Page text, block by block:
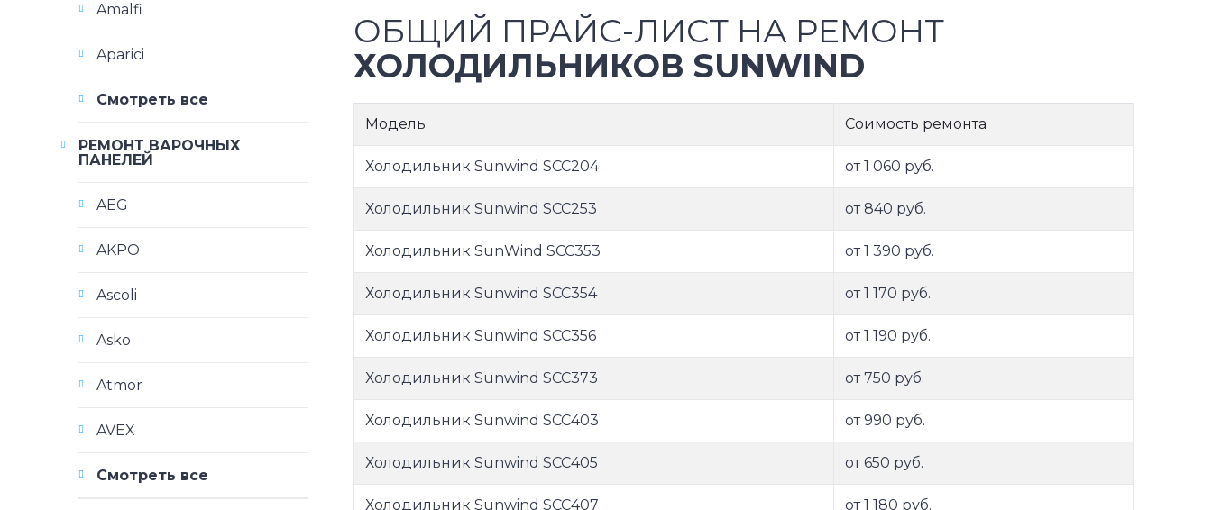
ОБЩИЙ ПРАЙС-ЛИСТ НА РЕМОНТ
ХОЛОДИЛЬНИКОВ SUNWIND
Модель Соимость ремонта
Холодильник Sunwind SCC204 от 1 060 руб.
Холодильник Sunwind SCC253 от 840 руб.
Холодильник SunWind SCC353 от 1 390 руб.
Холодильник Sunwind SCC354 от 1 170 руб.
Холодильник Sunwind SCC356 от 1 190 руб.
Холодильник Sunwind SCC373 от 750 руб.
Холодильник Sunwind SCC403 от 990 руб.
Холодильник Sunwind SCC405 от 650 руб.
Холодильник Sunwind SCC407 от 1 180 руб.
Amalfi
Aparici
Смотреть все
РЕМОНТ ВАРОЧНЫХ
ПАНЕЛЕЙ
AEG
AKPO
Ascoli
Asko
Atmor
AVEX
Смотреть все